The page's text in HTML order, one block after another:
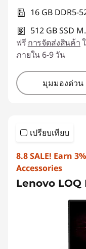
16 GB DDR5-
512 GB SSD
ฟรี การจัดส่งสินค้า
ภายใน 6-9 วัน
มุมมองด่วน
เปรียบเทียบ
8.8 SALE! Earn
Accessories
Lenovo LOQ